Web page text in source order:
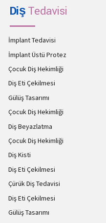
DişTedavisi
İmplant Tedavisi
İmplant Üstü Protez
Çocuk Diş Hekimliği
Diş Eti Çekilmesi
Gülüş Tasarımı
Çocuk Diş Hekimliği
Diş Beyazlatma
Çocuk Diş Hekimliği
Diş Kisti
Diş Eti Çekilmesi
Çürük Diş Tedavisi
Diş Eti Çekilmesi
Gülüş Tasarımı